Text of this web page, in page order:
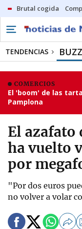
Brutal cogida
TENDENCIAS
COMERCIOS
El 'boom' de las
Pamplona
El azafato
ha vuelto
por
"Por dos euros
no volver a volar